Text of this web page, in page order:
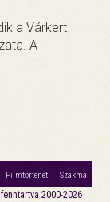
a Várkert
A
Filmtörténet Szakma
2000-2026